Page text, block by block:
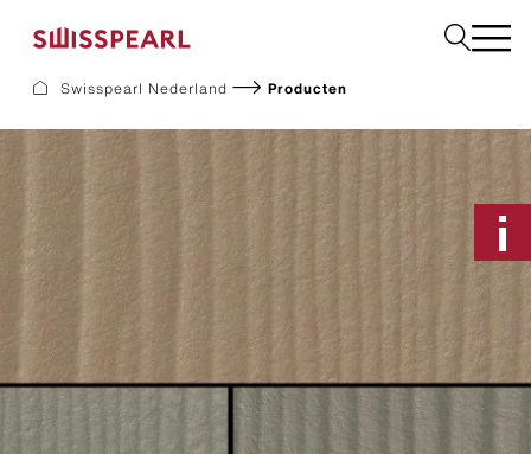
Bedrijf
Services
Inspiratie
Monster aanvragen
Duurzaamheid
Gevel
Dak
Bouw
Interieur
Downloads
Swisspearl Nederland Producten